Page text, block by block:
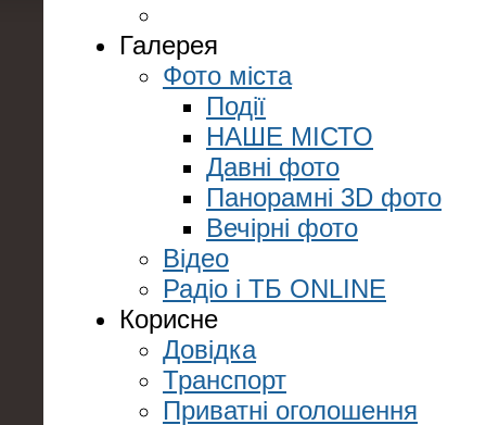
Галерея
Фото міста
Події
НАШЕ МІСТО
Давні фото
Панорамні 3D фото
Вечірні фото
Відео
Радіо і ТБ ONLINE
Корисне
Довідка
Транспорт
Приватні оголошення